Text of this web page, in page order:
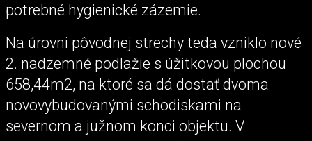
potrebné hygienické zázemie.
Na úrovni pôvodnej strechy teda vzniklo nové
2. nadzemné podlažie s úžitkovou plochou
658,44m2, na ktoré sa dá dostať dvoma
novovybudovanými schodiskami na
severnom a južnom konci objektu. V